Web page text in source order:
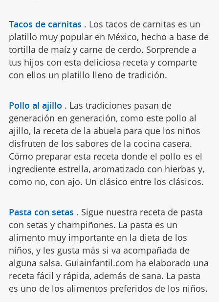
Tacos de carnitas . Los tacos de carnitas es un
platillo muy popular en México, hecho a base de
tortilla de maíz y carne de cerdo. Sorprende a
tus hijos con esta deliciosa receta y comparte
con ellos un platillo lleno de tradición.
Pollo al ajillo . Las tradiciones pasan de
generación en generación, como este pollo al
ajillo, la receta de la abuela para que los niños
disfruten de los sabores de la cocina casera.
Cómo preparar esta receta donde el pollo es el
ingrediente estrella, aromatizado con hierbas y,
como no, con ajo. Un clásico entre los clásicos.
Pasta con setas . Sigue nuestra receta de pasta
con setas y champiñones. La pasta es un
alimento muy importante en la dieta de los
niños, y les gusta más si va acompañada de
alguna salsa. Guiainfantil.com ha elaborado una
receta fácil y rápida, además de sana. La pasta
es uno de los alimentos preferidos de los niños.